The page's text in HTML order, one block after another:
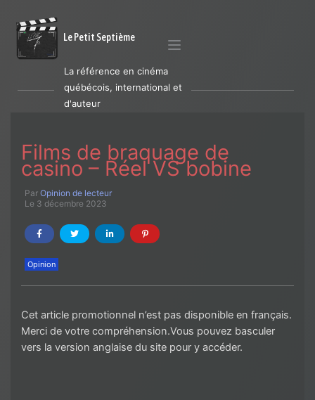
Le Petit Septième
La référence en cinéma
québécois, international et
d'auteur
Films de braquage de
casino – Réel VS bobine
Par Opinion de lecteur
Le 3 décembre 2023
Opinion
Cet article promotionnel n’est pas disponible en français.
Merci de votre compréhension.Vous pouvez basculer
vers la version anglaise du site pour y accéder.